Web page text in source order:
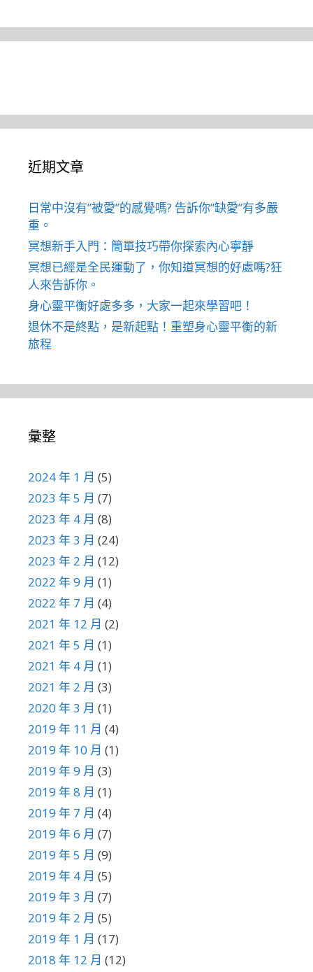
近期文章
日常中沒有”被愛”的感覺嗎? 告訴你”缺愛”有多嚴
重。
冥想新手入門：簡單技巧帶你探索內心寧靜
冥想已經是全民運動了，你知道冥想的好處嗎?狂
人來告訴你。
身心靈平衡好處多多，大家一起來學習吧！
退休不是終點，是新起點！重塑身心靈平衡的新
旅程
彙整
2024 年 1 月 (5)
2023 年 5 月 (7)
2023 年 4 月 (8)
2023 年 3 月 (24)
2023 年 2 月 (12)
2022 年 9 月 (1)
2022 年 7 月 (4)
2021 年 12 月 (2)
2021 年 5 月 (1)
2021 年 4 月 (1)
2021 年 2 月 (3)
2020 年 3 月 (1)
2019 年 11 月 (4)
2019 年 10 月 (1)
2019 年 9 月 (3)
2019 年 8 月 (1)
2019 年 7 月 (4)
2019 年 6 月 (7)
2019 年 5 月 (9)
2019 年 4 月 (5)
2019 年 3 月 (7)
2019 年 2 月 (5)
2019 年 1 月 (17)
2018 年 12 月 (12)